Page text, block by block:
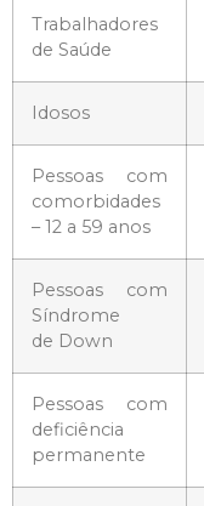
Trabalhadores
de Saúde
Idosos
Pessoas com
comorbidades
– 12 a 59 anos
Pessoas com
Síndrome
de Down
Pessoas com
deficiência
permanente